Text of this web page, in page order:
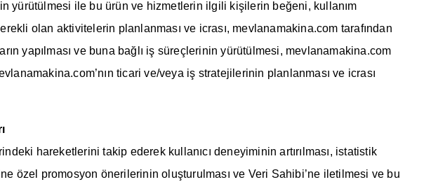
yürütülmesi ile bu ürün ve hizmetlerin ilgili kişilerin beğeni, kullanım
olan aktivitelerin planlanması ve icrası, mevlanamakina.com tarafından
yapılması ve buna bağlı iş süreçlerinin yürütülmesi, mevlanamakina.com
ticari ve/veya iş stratejilerinin planlanması ve icrası
hareketlerini takip ederek kullanıcı deneyiminin artırılması, istatistik
özel promosyon önerilerinin oluşturulması ve Veri Sahibi’ne iletilmesi ve bu